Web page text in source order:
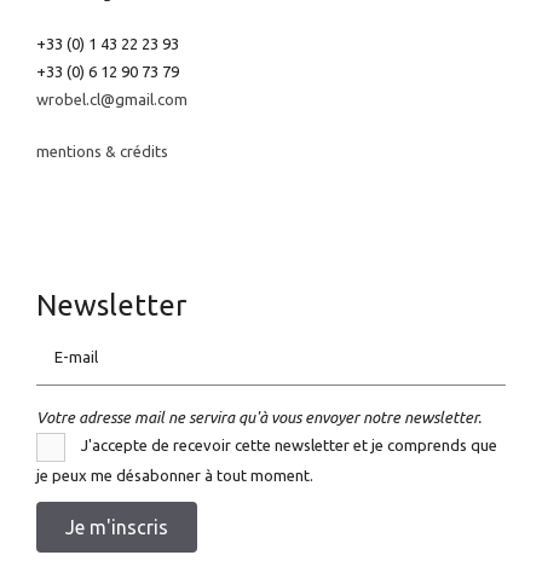
+33 (0) 1 43 22 23 93
+33 (0) 6 12 90 73 79
wrobel.cl@gmail.com
mentions & crédits
Newsletter
E-mail
Votre adresse mail ne servira qu'à vous envoyer notre newsletter.
J'accepte de recevoir cette newsletter et je comprends que
je peux me désabonner à tout moment.
Je m'inscris